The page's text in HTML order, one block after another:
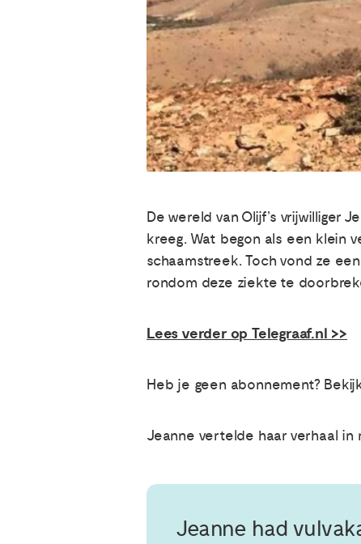
De wereld van Olijf’s vrijwilliger
kreeg. Wat begon als een klein
schaamstreek. Toch vond ze
rondom deze ziekte te
Lees verder op Telegraaf.nl >>
Heb je geen abonnement?
Jeanne vertelde haar verhaal in
Jeanne had